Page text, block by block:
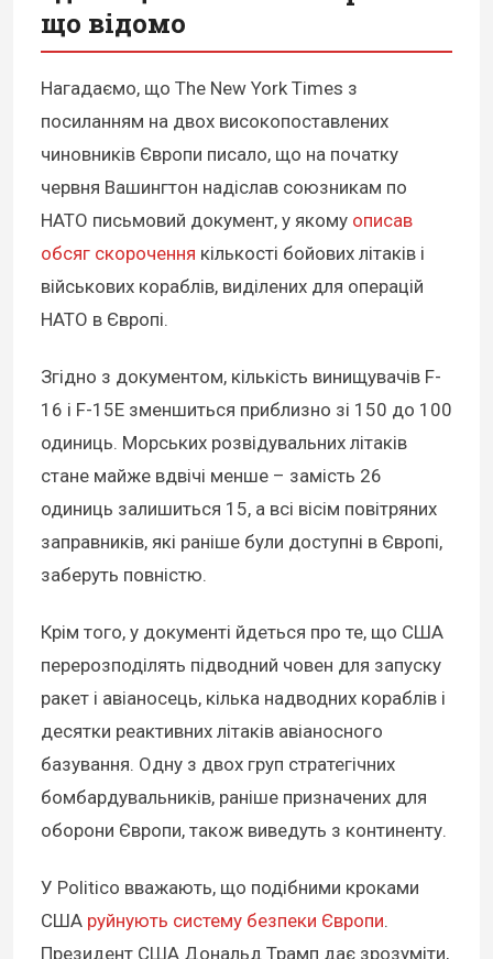
що відомо
Нагадаємо, що The New York Times з
посиланням на двох високопоставлених
чиновників Європи писало, що на початку
червня Вашингтон надіслав союзникам по
НАТО письмовий документ, у якому описав
обсяг скорочення кількості бойових літаків і
військових кораблів, виділених для операцій
НАТО в Європі.
Згідно з документом, кількість винищувачів F-
16 і F-15E зменшиться приблизно зі 150 до 100
одиниць. Морських розвідувальних літаків
стане майже вдвічі менше – замість 26
одиниць залишиться 15, а всі вісім повітряних
заправників, які раніше були доступні в Європі,
заберуть повністю.
Крім того, у документі йдеться про те, що США
перерозподілять підводний човен для запуску
ракет і авіаносець, кілька надводних кораблів і
десятки реактивних літаків авіаносного
базування. Одну з двох груп стратегічних
бомбардувальників, раніше призначених для
оборони Європи, також виведуть з континенту.
У Politico вважають, що подібними кроками
США руйнують систему безпеки Європи.
Президент США Дональд Трамп дає зрозуміти,